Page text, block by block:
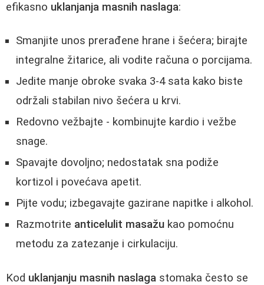
efikasno uklanjanja masnih naslaga:
Smanjite unos prerađene hrane i šećera; birajte
integralne žitarice, ali vodite računa o porcijama.
Jedite manje obroke svaka 3-4 sata kako biste
održali stabilan nivo šećera u krvi.
Redovno vežbajte - kombinujte kardio i vežbe
snage.
Spavajte dovoljno; nedostatak sna podiže
kortizol i povećava apetit.
Pijte vodu; izbegavajte gazirane napitke i alkohol.
Razmotrite anticelulit masažu kao pomoćnu
metodu za zatezanje i cirkulaciju.
Kod uklanjanju masnih naslaga stomaka često se